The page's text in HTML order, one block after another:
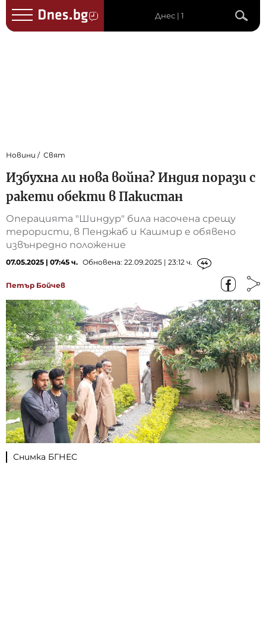
Днес | 1
Новини Свят
Избухна ли нова война? Индия порази с
ракети обекти в Пакистан
Операцията "Шиндур" била насочена срещу
терористи, в Пенджаб и Кашмир е обявено
извънредно положение
07.05.2025 | 07:45 ч. Обновена: 22.09.2025 | 23:12 ч. 44
Петър Бойчев
Снимка БГНЕС